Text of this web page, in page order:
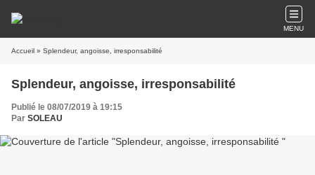
MENU
Accueil » Splendeur, angoisse, irresponsabilité
Splendeur, angoisse, irresponsabilité
Publié le 08/07/2019 à 19:15
Par SOLEAU